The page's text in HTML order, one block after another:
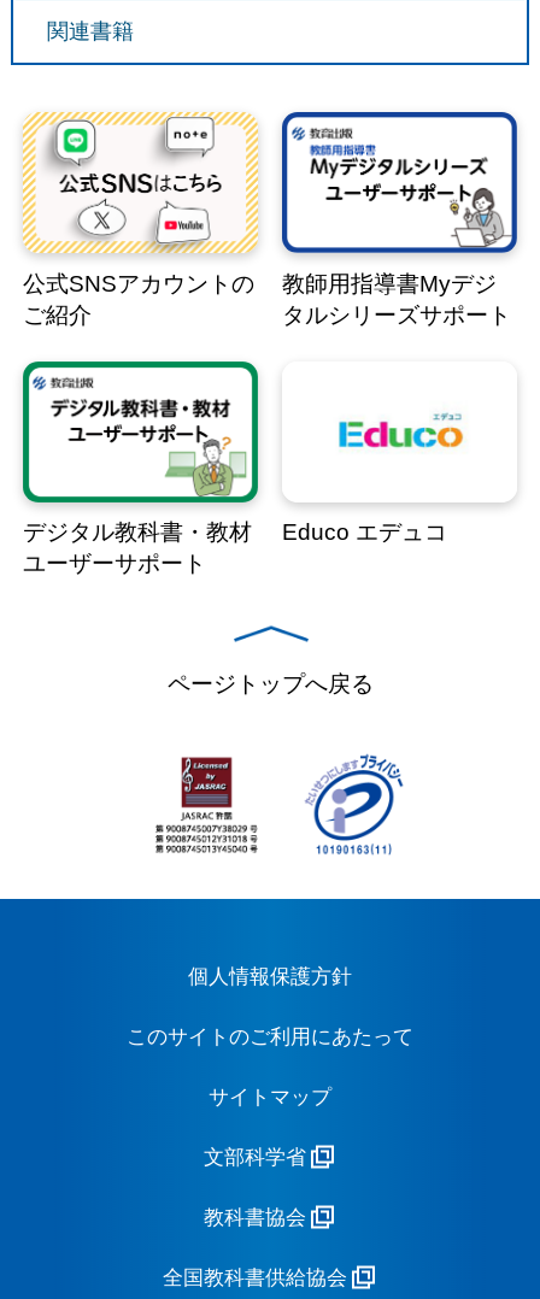
関連書籍
公式SNSアカウントの
ご紹介
教師用指導書Myデジ
タルシリーズサポート
デジタル教科書・教材
ユーザーサポート
Educo エデュコ
ページトップへ戻る
個人情報保護方針
このサイトのご利用にあたって
サイトマップ
文部科学省
教科書協会
全国教科書供給協会